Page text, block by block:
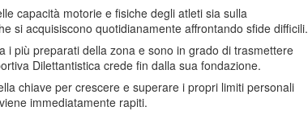
capacità motorie e fisiche degli atleti sia sulla
si acquisiscono quotidianamente affrontando sfide difficili.
i più preparati della zona e sono in grado di trasmettere
Dilettantistica crede fin dalla sua fondazione.
chiave per crescere e superare i propri limiti personali
immediatamente rapiti.